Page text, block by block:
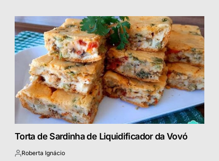
Torta de Sardinha de Liquidificador da Vovó
Postado
Roberta Ignácio